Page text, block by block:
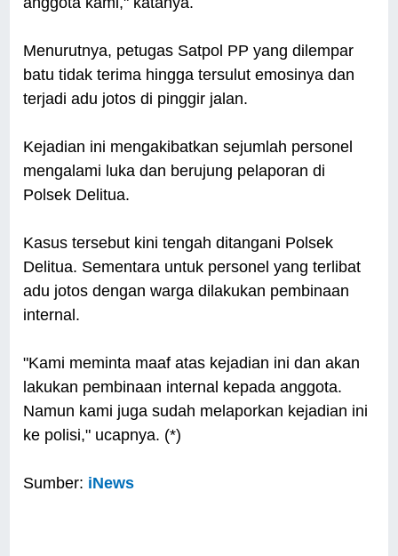
Menurutnya, petugas Satpol PP yang dilempar
batu tidak terima hingga tersulut emosinya dan
terjadi adu jotos di pinggir jalan.
Kejadian ini mengakibatkan sejumlah personel
mengalami luka dan berujung pelaporan di
Polsek Delitua.
Kasus tersebut kini tengah ditangani Polsek
Delitua. Sementara untuk personel yang terlibat
adu jotos dengan warga dilakukan pembinaan
internal.
"Kami meminta maaf atas kejadian ini dan akan
lakukan pembinaan internal kepada anggota.
Namun kami juga sudah melaporkan kejadian ini
ke polisi," ucapnya. (*)
Sumber: iNews